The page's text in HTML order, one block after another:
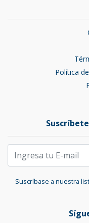
Política
Suscríbase a nuestra